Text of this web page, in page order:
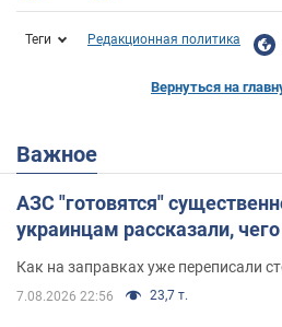
Теги Редакционная политика
Вернуться на
Важное
АЗС "готовятся"
украинцам рассказали,
Как на заправках уже переписали
7.08.2026 22:56 23,7 т.